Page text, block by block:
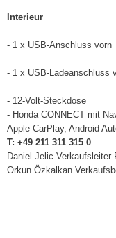
Interieur
- 1 x USB-Anschluss vorn
- 1 x USB-Ladeanschluss
- 12-Volt-Steckdose
- Honda CONNECT mit
Apple CarPlay, Android
T: +49 211 311 315 0
Daniel Jelic Verkaufsleiter
Orkun Özkalkan